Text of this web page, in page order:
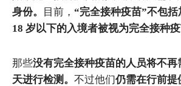
身份。
目前， “完全接种疫苗”不包括
18 岁以下的入境者被视为完全接种疫
那些没有完全接种疫苗的人员将不再
天进行检测。 不过他们仍需在行前提